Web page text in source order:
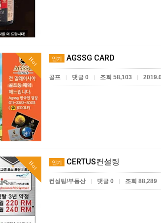
Hot 인기 AGSSG CARD
골프 | 댓글 0 | 조회 58,103 |
Hot 인기 CERTUS컨설팅
컨설팅/부동산 | 댓글 0 | 조회 88,289